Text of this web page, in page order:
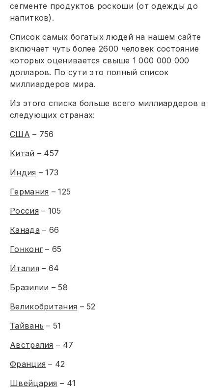
сегменте продуктов роскоши (от одежды до
напитков).
Список самых богатых людей на нашем сайте
включает чуть более 2600 человек состояние
которых оценивается свыше 1 000 000 000
долларов. По сути это полный список
миллиардеров мира.
Из этого списка больше всего миллиардеров в
следующих странах:
США – 756
Китай – 457
Индия – 173
Германия – 125
Россия – 105
Канада – 66
Гонконг– 65
Италия – 64
Бразилии – 58
Великобритания – 52
Тайвань – 51
Австралия – 47
Франция – 42
Швейцария – 41